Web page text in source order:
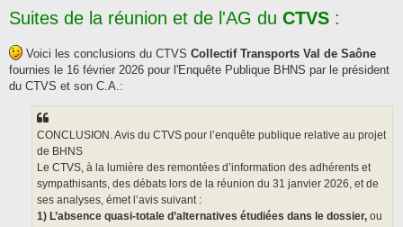
s
s
g
e
Suites de la réunion et de l'AG du CTVS :
Voici les conclusions du CTVS Collectif Transports Val de Saône
fournies le 16 février 2026 pour l'Enquête Publique BHNS par le président
du CTVS et son C.A.:
CONCLUSION. Avis du CTVS pour l’enquête publique relative au projet
de BHNS
Le CTVS, à la lumière des remontées d’information des adhérents et
sympathisants, des débats lors de la réunion du 31 janvier 2026, et de
ses analyses, émet l’avis suivant :
1) L’absence quasi-totale d’alternatives étudiées dans le dossier, ou